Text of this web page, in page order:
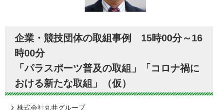
企業・競技団体の取組事例 15時00分～16
時00分
「パラスポーツ普及の取組」「コロナ禍に
おける新たな取組」（仮）
株式会社丸井グループ